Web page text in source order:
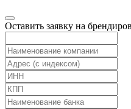
Оставить заявку на